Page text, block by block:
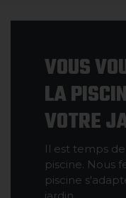
VOUS
LA
VOTRE
Il est temps
piscine. Nous
piscine